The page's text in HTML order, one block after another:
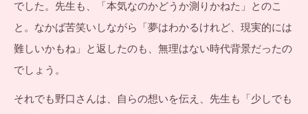
でした。先生も、「本気なのかどうか測りかねた」とのこ
と。なかば苦笑いしながら「夢はわかるけれど、現実的には
難しいかもね」と返したのも、無理はない時代背景だったの
でしょう。
それでも野口さんは、自らの想いを伝え、先生も「少しでも